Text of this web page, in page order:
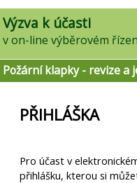
Výzva k účasti
Požární klapky - revize a
PŘIHLÁŠKA
Pro účast v
přihlášku, kterou si